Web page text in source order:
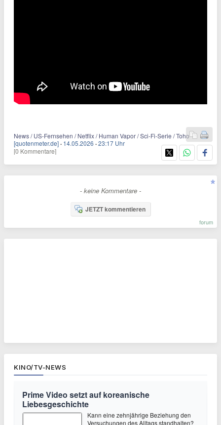
News / US-Fernsehen / Netflix / Human Vapor / Sci-Fi-Serie / Toho
[quotenmeter.de] · 14.05.2026 ·23:17 Uhr
[0 Kommentare]
- keine Kommentare -
JETZT kommentieren
forum
KINO/TV-NEWS
Prime Video setzt auf koreanische
Liebesgeschichte
Kann eine zehnjährige Beziehung den
Versuchungen des Alltags standhalten?